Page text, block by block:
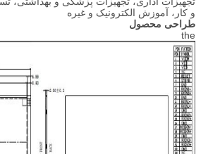
و کار، آموزش الکترونیک و غیره
طراحی محصول
the